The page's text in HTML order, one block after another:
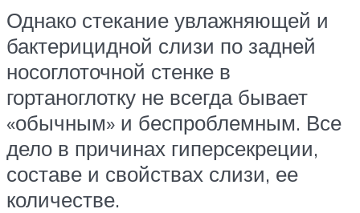
Однако стекание увлажняющей и
бактерицидной слизи по задней
носоглоточной стенке в
гортаноглотку не всегда бывает
«обычным» и беспроблемным. Все
дело в причинах гиперсекреции,
составе и свойствах слизи, ее
количестве.